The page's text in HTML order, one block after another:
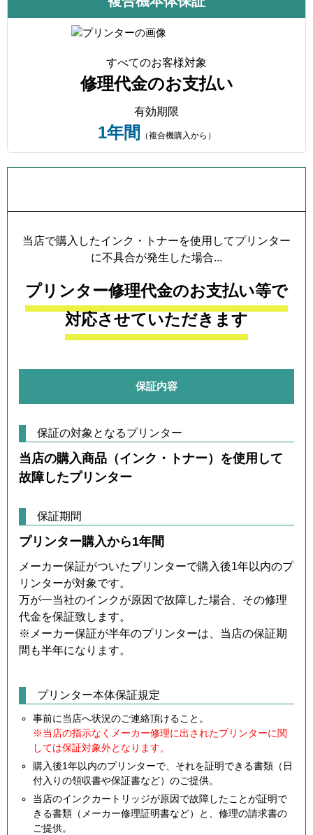
すべてのお客様対象
修理代金のお支払い
有効期限
1年間 （複合機購入から）
当店で購入したインク・トナーを使用してプリンター
に不具合が発生した場合...
プリンター修理代金のお支払い等で
対応させていただきます
保証内容
保証の対象となるプリンター
当店の購入商品（インク・トナー）を使用して
故障したプリンター
保証期間
プリンター購入から1年間
メーカー保証がついたプリンターで購入後1年以内のプ
リンターが対象です。
万が一当社のインクが原因で故障した場合、その修理
代金を保証致します。
※メーカー保証が半年のプリンターは、当店の保証期
間も半年になります。
プリンター本体保証規定
事前に当店へ状況のご連絡頂けること。
※当店の指示なくメーカー修理に出されたプリンターに関
しては保証対象外となります。
購入後1年以内のプリンターで、それを証明できる書類（日
付入りの領収書や保証書など）のご提供。
当店のインクカートリッジが原因で故障したことが証明で
きる書類（メーカー修理証明書など）と、修理の請求書の
ご提供。